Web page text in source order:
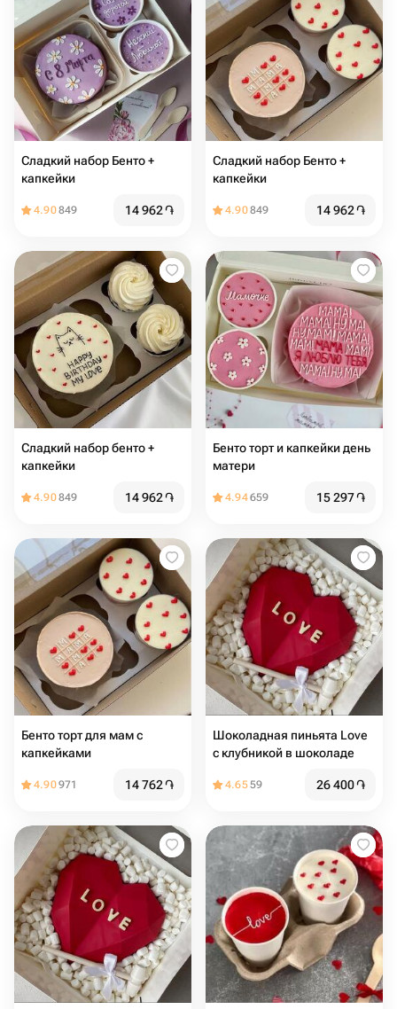
Сладкий набор Бенто +
капкейки
4.90849 14 962֏
Сладкий набор Бенто +
капкейки
4.90849 14 962֏
Сладкий набор бенто +
капкейки
4.90849 14 962֏
Бенто торт и капкейки день
матери
4.94659 15 297֏
Бенто торт для мам с
капкейками
4.90971 14 762֏
Шоколадная пиньята Love
с клубникой в шоколаде
4.6559 26 400֏